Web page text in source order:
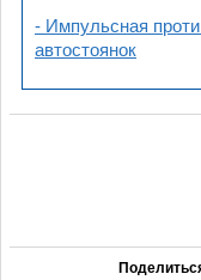
- Импульсная
автостоянок